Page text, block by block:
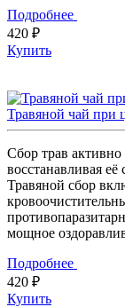
Подробнее
420 ₽
Купить
Травяной чай при
Сбор трав
восстанавливая
Травяной сбор
мощное
Подробнее
420 ₽
Купить